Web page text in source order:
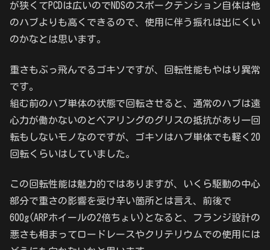
が狭くてPCDは広いのでNDSのスポークテンション自体は他
のハブよりも高くできるので、使用に伴う振れは出にくい
のかなとは思います。
重さもぶっ飛んでるゴキソですが、回転性能もやはり異常
です。
組む前のハブ単体の状態で回転させると、通常のハブは遠
心力が働かないのとベアリングのグリスの抵抗があり一回
転もしないモノなのですが、ゴキソはハブ単体でも軽く20
回転くらいはしていました。
この回転性能は魅力的ではありますが、いくら駆動の中心
部分で重さの影響を受け辛い箇所とは言え、前後で
600g(ARPホイールの2倍ちょい)となると、フランジ設計の
悪さも相まってロードレースやクリテリウムでの使用には